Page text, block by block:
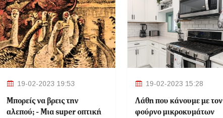
19-02-2023 19:53
Μπορείς να βρεις την
αλεπού; - Μια super οπτική
19-02-2023 15:28
Λάθη που κάνουμε με τον
φούρνο μικροκυμάτων